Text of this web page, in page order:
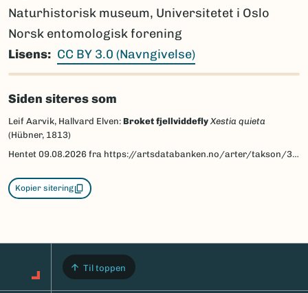
Naturhistorisk museum, Universitetet i Oslo
Norsk entomologisk forening
Lisens
CC BY 3.0 (Navngivelse)
Siden siteres som
Leif Aarvik, Hallvard Elven: Broket fjellviddefly Xestia quieta
(Hübner, 1813)
Hentet 09.08.2026 fra https://artsdatabanken.no/arter/takson/30974/beskrivelse
Kopier sitering
Til toppen